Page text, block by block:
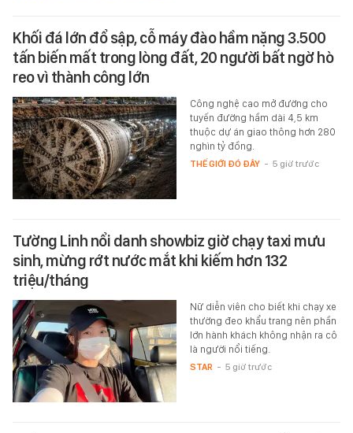
Khối đá lớn đổ sập, cỗ máy đào hầm nặng 3.500
tấn biến mất trong lòng đất, 20 người bất ngờ hò
reo vì thành công lớn
Công nghệ cao mở đường cho
tuyến đường hầm dài 4,5 km
thuộc dự án giao thông hơn 280
nghìn tỷ đồng.
THẾ GIỚI ĐÓ ĐÂY - 5 giờ trước
Tường Linh nổi danh showbiz giờ chạy taxi mưu
sinh, mừng rớt nước mắt khi kiếm hơn 132
triệu/tháng
Nữ diễn viên cho biết khi chạy xe
thường đeo khẩu trang nên phần
lớn hành khách không nhận ra cô
là người nổi tiếng.
STAR - 5 giờ trước